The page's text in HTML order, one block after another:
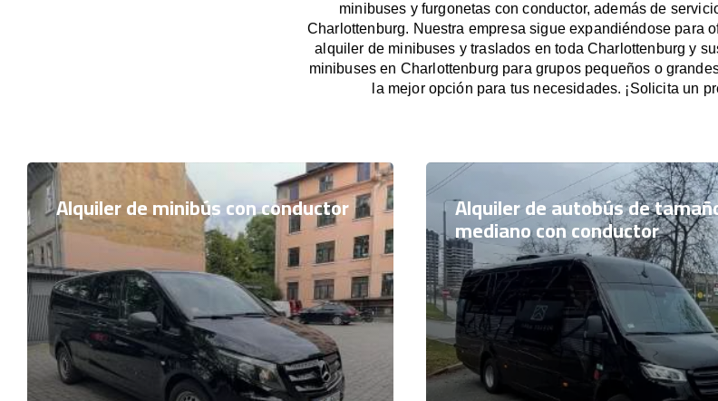
minibuses y furgonetas con conductor, además de
Charlottenburg. Nuestra empresa sigue expandiéndose para
alquiler de minibuses y traslados en toda Charlottenburg y
minibuses en Charlottenburg para grupos pequeños o
la mejor opción para tus necesidades. ¡Solicita un
Alquiler de minibús con conductor Alquiler de autobús de
mediano con conductor